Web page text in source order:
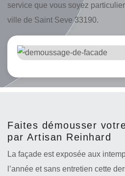
service que vous soyez
ville de Saint Seve 33190.
Faites démousser
par Artisan Reinhard
La façade est exposée aux
l’année et sans entretien cette